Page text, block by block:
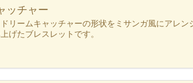
ッチャー
リームキャッチャーの形状をミサンガ風にアレン
げたブレスレットです。